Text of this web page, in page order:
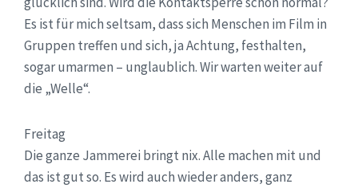
Es ist für mich seltsam, dass sich Menschen im Film in
Gruppen treffen und sich, ja Achtung, festhalten,
sogar umarmen – unglaublich. Wir warten weiter auf
die „Welle“.
Freitag
Die ganze Jammerei bringt nix. Alle machen mit und
das ist gut so. Es wird auch wieder anders, ganz